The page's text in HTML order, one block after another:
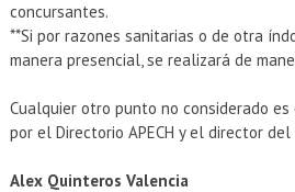
concursantes.
**Si por razones sanitarias o de otra
manera presencial, se realizará de
Cualquier otro punto no considerado
por el Directorio APECH y el director del
Alex Quinteros Valencia